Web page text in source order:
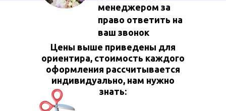
менеджером за
право ответить на
ваш звонок
Цены выше приведены для
ориентира, стоимость каждого
оформления рассчитывается
индивидуально, нам нужно
знать: